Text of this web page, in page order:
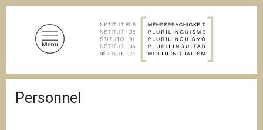
i
l
Personnel